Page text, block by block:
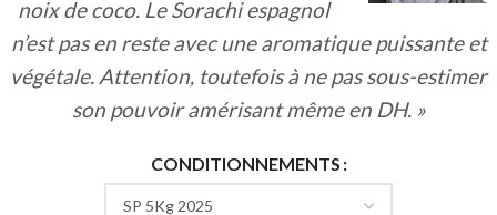
noix de coco. Le Sorachi espagnol
n’est pas en reste avec une aromatique puissante et
végétale. Attention, toutefois à ne pas sous-estimer
son pouvoir amérisant même en DH. »
CONDITIONNEMENTS